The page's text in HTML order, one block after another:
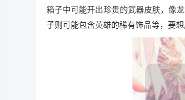
箱子中可能开出珍贵的武器皮肤，像
子则可能包含英雄的稀有饰品等，要